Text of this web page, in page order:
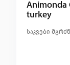
Animonda
turkey
საკვები